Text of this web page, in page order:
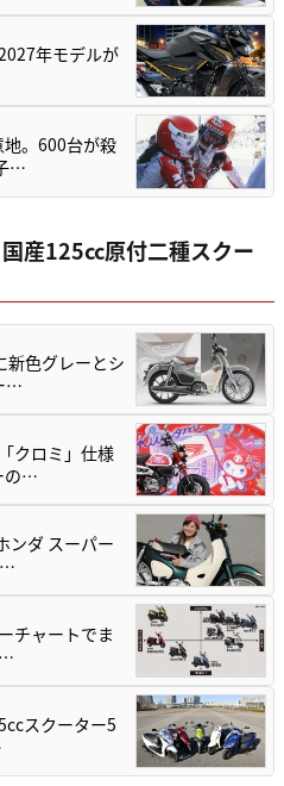
年モデルが
。600台が殺
…
産125cc原付二種スクー
新色グレーとシ
…
クロミ」仕様
の…
ンダ スーパー
…
チャートでま
スクーター5